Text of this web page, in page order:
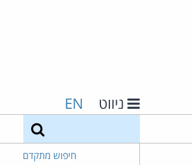
ניווט EN
חיפוש מתקדם